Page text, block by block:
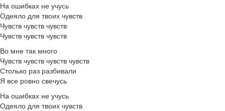
На ошибках не учусь
Одеяло для твоих чувств
Чувств чувств чувств
Чувств чувств чувств
Во мне так много
Чувств чувств чувств чувств
Столько раз разбивали
Я все ровно свечусь
На ошибках не учусь
Одеяло для твоих чувств